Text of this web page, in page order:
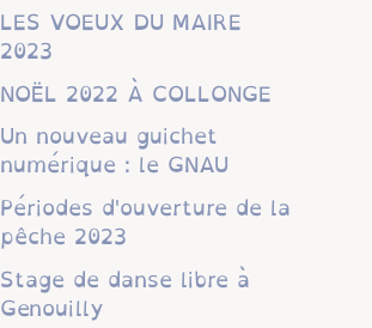
LES VOEUX DU MAIRE
2023
NOËL 2022 À COLLONGE
Un nouveau guichet
numérique : le GNAU
Périodes d'ouverture de la
pêche 2023
Stage de danse libre à
Genouilly